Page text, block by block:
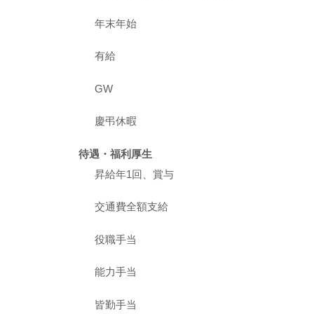
年末年始
有給
GW
慶弔休暇
待遇・福利厚生
昇給年1回、賞与
交通費全額支給
役職手当
能力手当
皆勤手当